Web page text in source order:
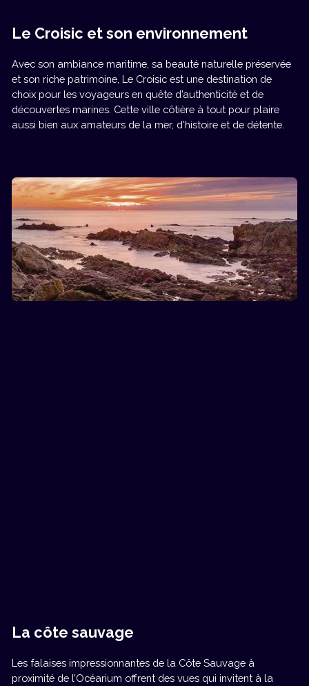
Le Croisic et son environnement
Avec son ambiance maritime, sa beauté naturelle préservée
et son riche patrimoine, Le Croisic est une destination de
choix pour les voyageurs en quête d’authenticité et de
découvertes marines. Cette ville côtière à tout pour plaire
aussi bien aux amateurs de la mer, d’histoire et de détente.
La côte sauvage
Les falaises impressionnantes de la Côte Sauvage à
proximité de l’Océarium offrent des vues qui invitent à la